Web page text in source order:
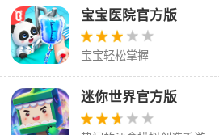
宝宝医院官方版
宝宝轻松掌握
迷你世界官方版